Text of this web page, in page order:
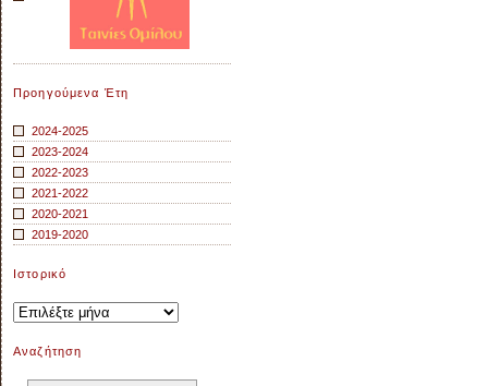
Προηγούμενα Έτη
2024-2025
2023-2024
2022-2023
2021-2022
2020-2021
2019-2020
Ιστορικό
Ιστορικό
Αναζήτηση